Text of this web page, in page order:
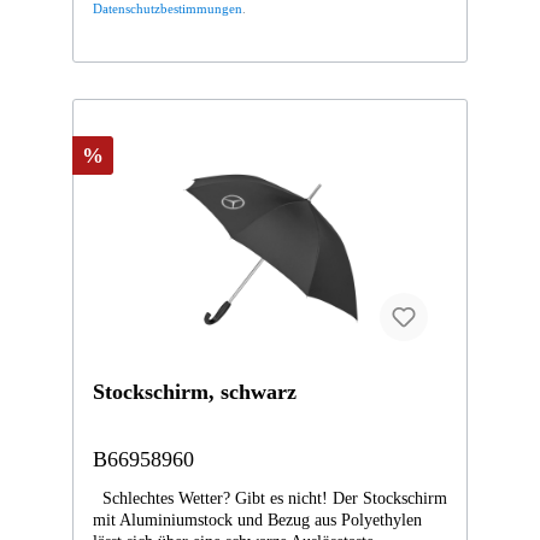
Farbe: schwarz- Material:
geöffnet: ca. 130 cm- Länge geschlossen: ca. 100
schmutzabweisende Spezialbeschichtung
Datenschutzbestimmungen
%
Stockschirm, schwarz
B66958960
Schlechtes Wetter? Gibt es nicht! Der Stockschirm
mit Aluminiumstock und Bezug aus Polyethylen